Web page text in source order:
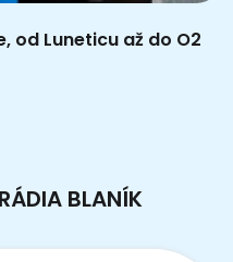
od Luneticu až do O2
BLANÍK